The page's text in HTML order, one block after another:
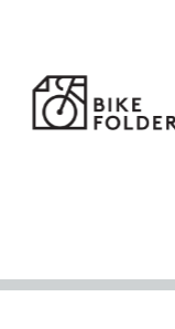
Footer